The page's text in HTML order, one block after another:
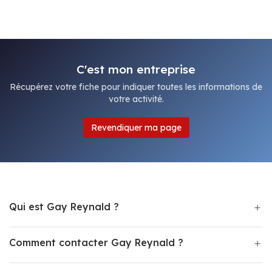
C'est mon entreprise
Récupérez votre fiche pour indiquer toutes les informations de
votre activité.
Revendiquer ma page
Qui est Gay Reynald ?
Comment contacter Gay Reynald ?